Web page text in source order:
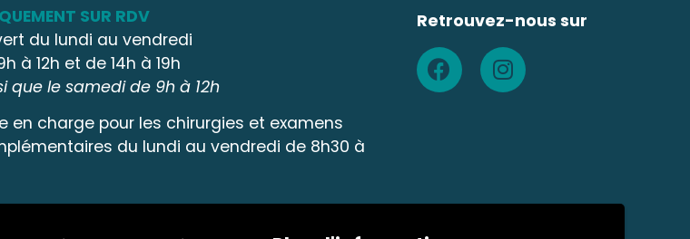
SUR RDV
du lundi au vendredi
à 12h et de 14h à 19h
que le samedi de 9h à 12h
en charge pour les chirurgies et examens
du lundi au vendredi de 8h30 à
Retrouvez-nous sur